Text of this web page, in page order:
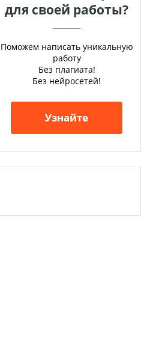
для своей работы?
Поможем написать уникальную
работу
Без плагиата!
Без нейросетей!
Узнайте